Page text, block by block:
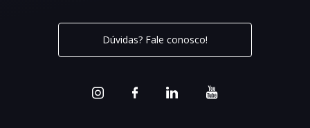
Dúvidas? Fale conosco!